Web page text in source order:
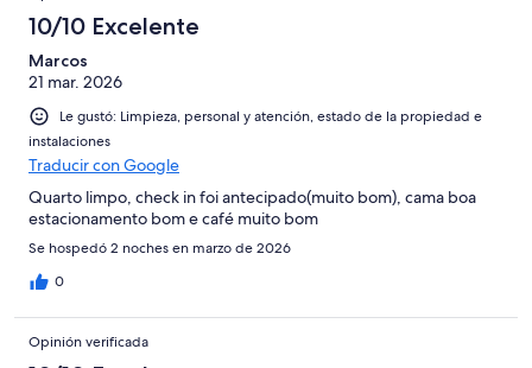
10/10 Excelente
Marcos
21 mar. 2026
Le gustó: Limpieza, personal y atención, estado de la propiedad e
instalaciones
Traducir con Google
Quarto limpo, check in foi antecipado(muito bom), cama boa
estacionamento bom e café muito bom
Se hospedó 2 noches en marzo de 2026
0
Opinión verificada